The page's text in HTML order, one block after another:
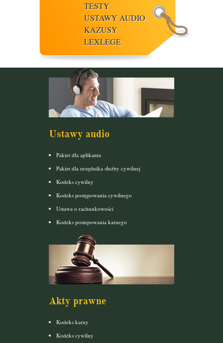
TESTY
USTAWY AUDIO
KAZUSY
LEXLEGE
Ustawy audio
Pakiet dla aplikanta
Pakiet dla urzędnika służby cywilnej
Kodeks cywilny
Kodeks postępowania cywilnego
Ustawa o rachunkowości
Kodeks postepowania karnego
Akty prawne
Kodeks karny
Kodeks cywilny